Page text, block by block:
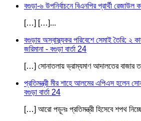
বগুড়া-৬ উপনির্বাচনে বিএনপির প্রার্থী রেজাউল
[…] […]...
বগুড়ায় অস্বাস্থ্যকর পরিবেশে সেমাই তৈরি: ২
জরিমানা - বগুড়া বার্তা 24
[…] সোনাতলায় ভ্রাম্যমাণ আদালতের
প্রতিমন্ত্রী মীর শাহে আলমের এপিএস হলেন
বগুড়া বার্তা 24
[…] আরো পড়ূনঃ প্রতিমন্ত্রী হিসেবে শপথ